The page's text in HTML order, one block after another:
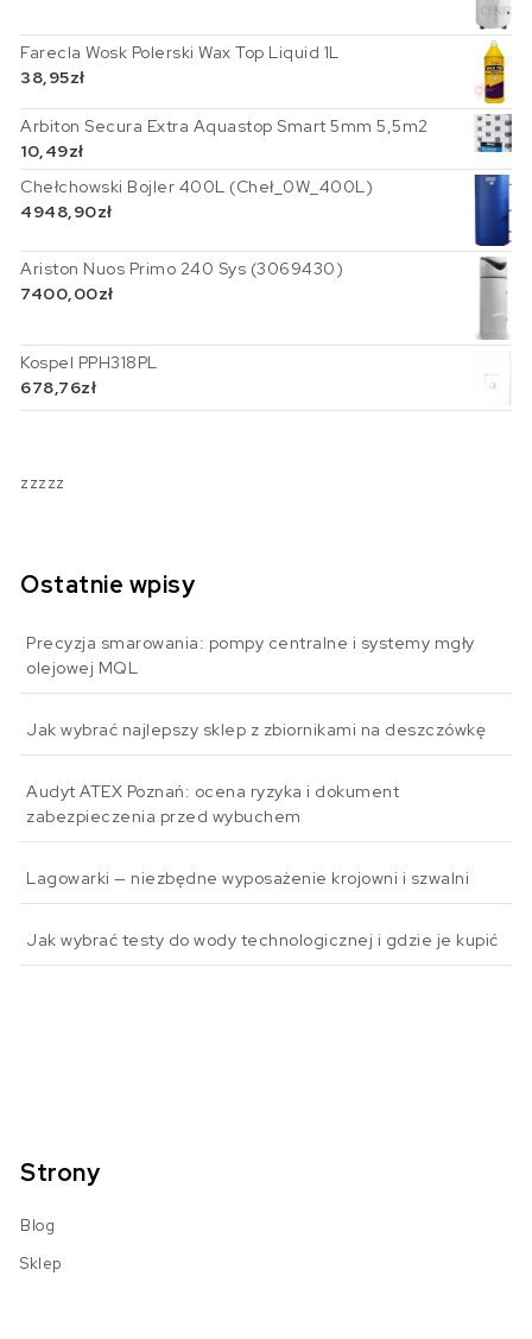
Farecla Wosk Polerski Wax Top Liquid 1L
38,95zł
Arbiton Secura Extra Aquastop Smart 5mm 5,5m2
10,49zł
Chełchowski Bojler 400L (Cheł_0W_400L)
4948,90zł
Ariston Nuos Primo 240 Sys (3069430)
7400,00zł
Kospel PPH318PL
678,76zł
zzzzz
Ostatnie wpisy
Precyzja smarowania: pompy centralne i systemy mgły
olejowej MQL
Jak wybrać najlepszy sklep z zbiornikami na deszczówkę
Audyt ATEX Poznań: ocena ryzyka i dokument
zabezpieczenia przed wybuchem
Lagowarki — niezbędne wyposażenie krojowni i szwalni
Jak wybrać testy do wody technologicznej i gdzie je kupić
Strony
Blog
Sklep